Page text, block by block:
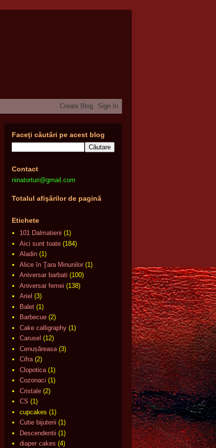
Faceţi căutări pe acest blog
Contact
ninatorturi@gmail.com
Totalul afişărilor de pagină
Etichete
101 Dalmatieni (1)
Aici sunt toate (184)
Aladin (1)
Alice în Ţara Minunilor (1)
Aniversar barbati (100)
Aniversar femei (138)
Ariel (3)
Balet (1)
Barbecue (2)
Cake calligraphy (1)
Carusel (12)
Cenușăreasa (3)
Cifra (2)
Clopotica (1)
Cozonaci (1)
Cristale (2)
CS (1)
cupcakes (1)
Cutie bijuterii (1)
Descendentii (1)
diaper cakes (4)